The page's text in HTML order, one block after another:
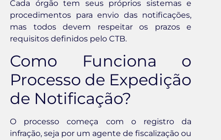
Cada órgão tem seus próprios sistemas e
procedimentos para envio das notificações,
mas todos devem respeitar os prazos e
requisitos definidos pelo CTB.
Como Funciona o
Processo de Expedição
de Notificação?
O processo começa com o registro da
infração, seja por um agente de fiscalização ou